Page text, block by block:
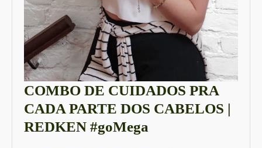
COMBO DE CUIDADOS PRA
CADA PARTE DOS CABELOS |
REDKEN #goMega